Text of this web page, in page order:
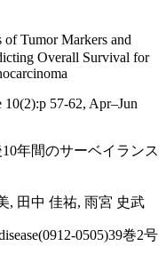
Tumor Markers and
Overall Survival for
10(2):p 57-62, Apr–Jun
年間のサーベイランス
, 田中 佳祐, 雨宮 史武
0505)39巻2号